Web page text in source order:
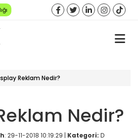
Reklam Nedir?
Nedir?
: 29-11-2018 10:19:29 | Kategori: D